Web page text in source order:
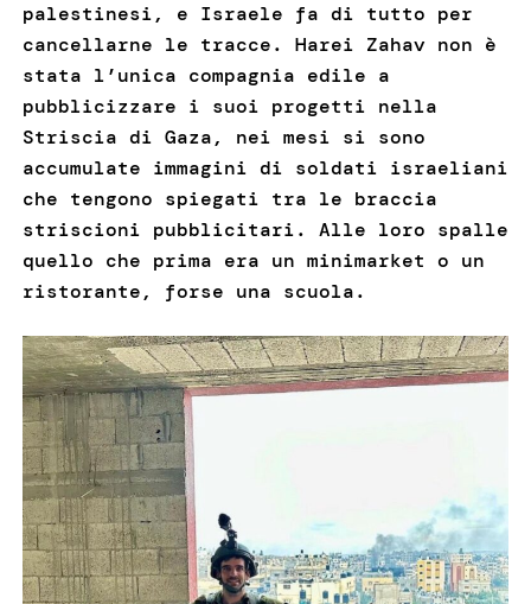
palestinesi, e Israele fa di tutto per
cancellarne le tracce. Harei Zahav non è
stata l’unica compagnia edile a
pubblicizzare i suoi progetti nella
Striscia di Gaza, nei mesi si sono
accumulate immagini di soldati israeliani
che tengono spiegati tra le braccia
striscioni pubblicitari. Alle loro spalle
quello che prima era un minimarket o un
ristorante, forse una scuola.